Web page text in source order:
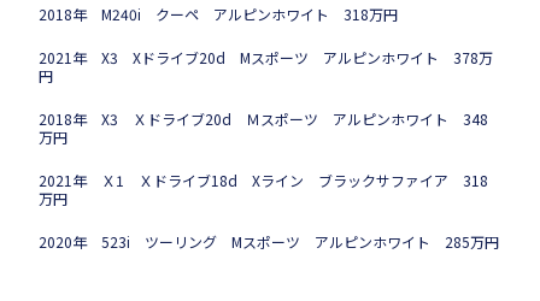
2018年 M240i クーペ アルピンホワイト 318万円
2021年 X3 Xドライブ20d Mスポーツ アルピンホワイト 378万
円
2018年 X3 Ｘドライブ20d Ｍスポーツ アルピンホワイト 348
万円
2021年 Ｘ1 Ｘドライブ18d Xライン ブラックサファイア 318
万円
2020年 523i ツーリング Mスポーツ アルピンホワイト 285万円